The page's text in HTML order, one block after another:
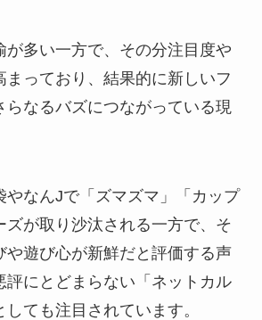
が多い一方で、その分注目度や
まっており、結果的に新しいフ
らなるバズにつながっている現
やなんJで「ズマズマ」「カップ
ズが取り沙汰される一方で、そ
や遊び心が新鮮だと評価する声
評にとどまらない「ネットカル
ても注目されています。